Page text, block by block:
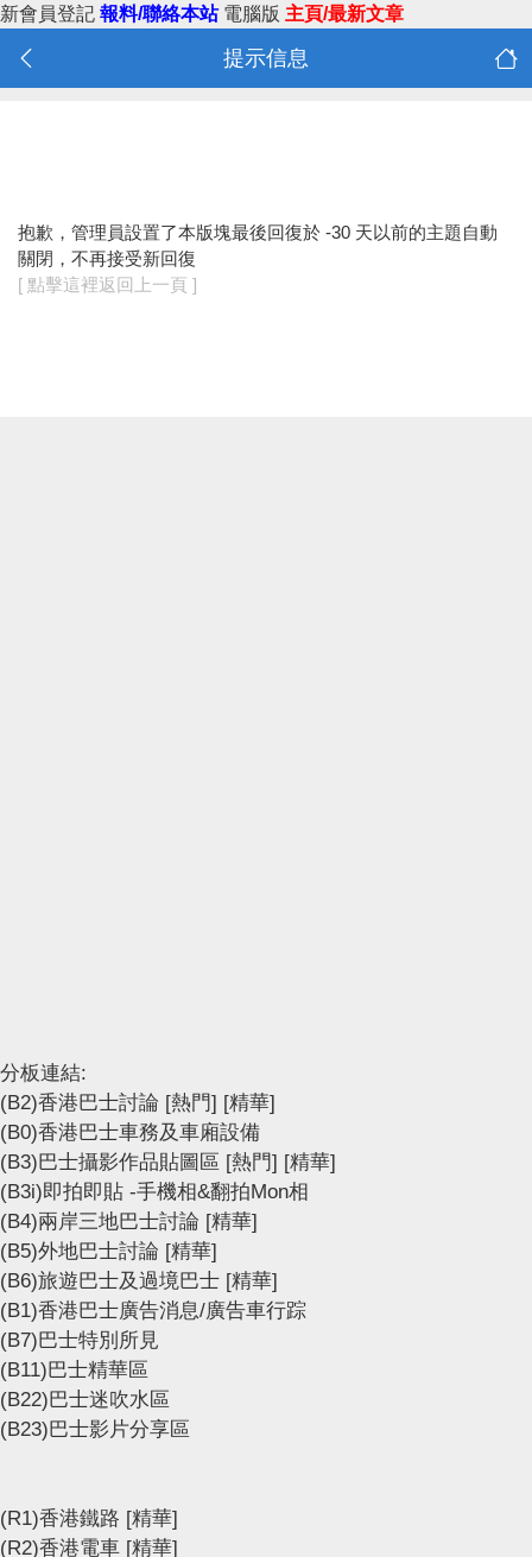
新會員登記 報料/聯絡本站 電腦版 主頁/最新文章
提示信息
抱歉，管理員設置了本版塊最後回復於 -30 天以前的主題自動
關閉，不再接受新回復
[ 點擊這裡返回上一頁 ]
分板連結:
(B2)香港巴士討論 [熱門] [精華]
(B0)香港巴士車務及車廂設備
(B3)巴士攝影作品貼圖區 [熱門] [精華]
(B3i)即拍即貼 -手機相&翻拍Mon相
(B4)兩岸三地巴士討論 [精華]
(B5)外地巴士討論 [精華]
(B6)旅遊巴士及過境巴士 [精華]
(B1)香港巴士廣告消息/廣告車行踪
(B7)巴士特別所見
(B11)巴士精華區
(B22)巴士迷吹水區
(B23)巴士影片分享區
(R1)香港鐵路 [精華]
(R2)香港電車 [精華]